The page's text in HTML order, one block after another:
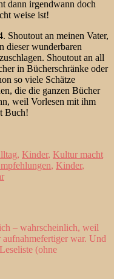
dann irgendwann doch
weise ist!
Shoutout an meinen Vater,
dieser wunderbaren
Shoutout an all
in Bücherschränke oder
so viele Schätze
die die ganzen Bücher
weil Vorlesen mit ihm
Buch!
, Kinder, Kultur macht
, Kinder,
zu
– wahrscheinlich, weil
war. Und
(ohne